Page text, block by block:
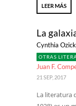
LEER MÁS
La
Cynthia Ozick
OTRAS
Juan F.
21 SEP, 2017
La literatura